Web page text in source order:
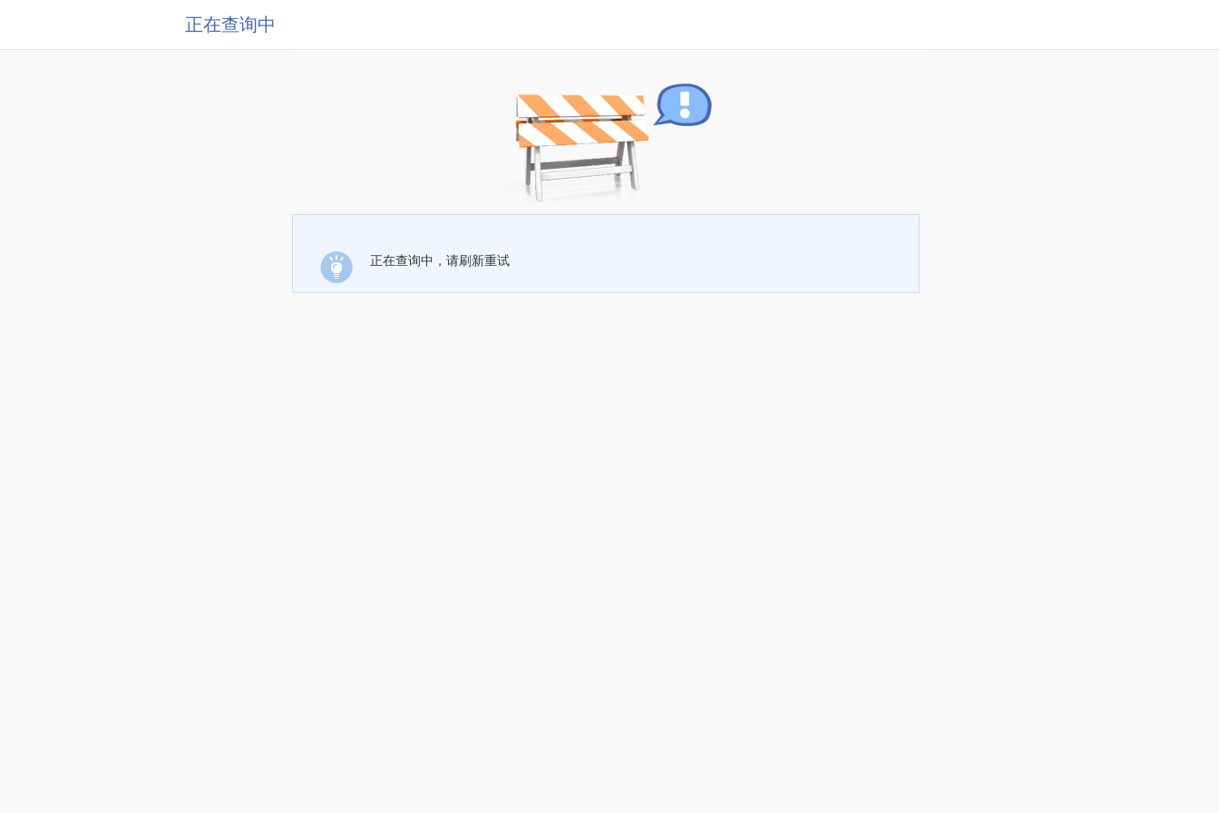
正在查询中
正在查询中，请刷新重试